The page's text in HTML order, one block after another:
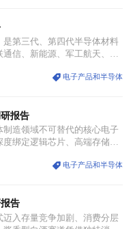
准落地、生产技术升级、原
夯实产业发展根基，吸引传
跨界入局，市场活力持续释
第三代、第四代半导体材料
信、新能源、军工航天、光
战略资源。镓并非传统大宗金
成为全球科技产业运转的刚
电子产品和半导体
报告
造领域不可替代的核心电子
绑定逻辑芯片、高端存储芯
沉积（ALD）工艺专用前驱体
电子产品和半导体
告
迈入存量竞争加剧、消费分层